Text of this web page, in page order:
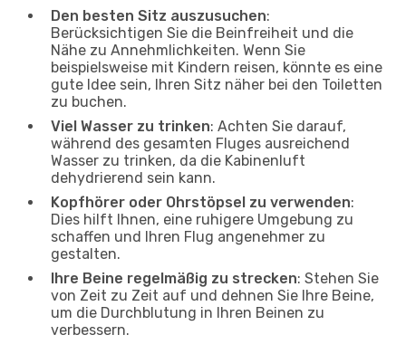
Den besten Sitz auszusuchen:
Berücksichtigen Sie die Beinfreiheit und die
Nähe zu Annehmlichkeiten. Wenn Sie
beispielsweise mit Kindern reisen, könnte es eine
gute Idee sein, Ihren Sitz näher bei den Toiletten
zu buchen.
Viel Wasser zu trinken: Achten Sie darauf,
während des gesamten Fluges ausreichend
Wasser zu trinken, da die Kabinenluft
dehydrierend sein kann.
Kopfhörer oder Ohrstöpsel zu verwenden:
Dies hilft Ihnen, eine ruhigere Umgebung zu
schaffen und Ihren Flug angenehmer zu
gestalten.
Ihre Beine regelmäßig zu strecken: Stehen Sie
von Zeit zu Zeit auf und dehnen Sie Ihre Beine,
um die Durchblutung in Ihren Beinen zu
verbessern.